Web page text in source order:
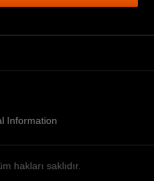
Information
hakları saklıdır.